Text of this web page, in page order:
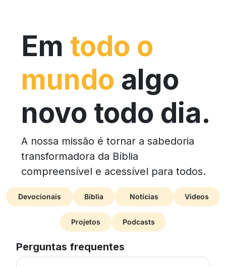
Em todo o
mundo algo
novo todo dia.
A nossa missão é tornar a sabedoria
transformadora da Bíblia
compreensível e acessível para todos.
Devocionais Bíblia Notícias Videos
Projetos Podcasts
Perguntas frequentes